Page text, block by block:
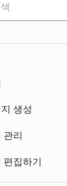
생성
리
집하기